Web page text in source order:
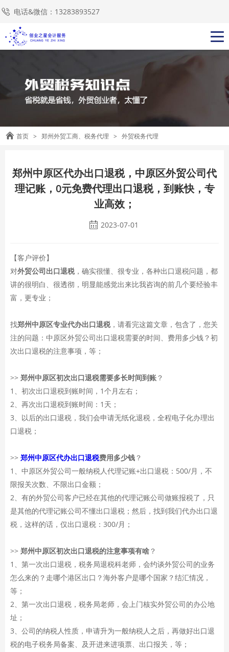
电话&微信：13283893527
首页 > 郑州外贸工商、税务代理 > 外贸税务代理
郑州中原区代办出口退税，中原区外贸公司代
理记账，0元免费代理出口退税，到账快，专
业高效；
2023-07-01
【客户评价】
对外贸公司出口退税，确实很懂、很专业，各种出口退税问题，都
讲的很明白、很透彻，明显能感觉出来比我咨询的前几个要经验丰
富，更专业；
找郑州中原区专业代办出口退税，请看完这篇文章，包含了，您关
注的问题：中原区外贸公司出口退税需要的时间、费用多少钱？初
次出口退税的注意事项，等；
>> 郑州中原区初次出口退税需要多长时间到账 ？
1、初次出口退税到账时间，1个月左右；
2、再次出口退税到账时间：1天；
3、以后的出口退税，我们会申请无纸化退税，全程电子化办理出
口退税；
>> 郑州中原区代办出口退税费用多少钱 ？
1、中原区外贸公司一般纳税人代理记账+出口退税：500/月，不
限报关次数、不限出口金额；
2、有的外贸公司客户已经在其他的代理记账公司做账报税了，只
是其他的代理记账公司不懂出口退税；然后，找到我们代办出口退
税，这样的话，仅出口退税：300/月；
>> 郑州中原区初次出口退税的注意事项有啥 ？
1、第一次出口退税，税务局退税科老师，会约谈外贸公司的业务
怎么来的？走哪个港区出口？海外客户是哪个国家？结汇情况，
等；
2、第一次出口退税，税务局老师，会上门核实外贸公司的办公地
址；
3、公司的纳税人性质，申请升为一般纳税人之后，再做好出口退
税的电子税务局备案、及开进来进项票、出口报关，等；